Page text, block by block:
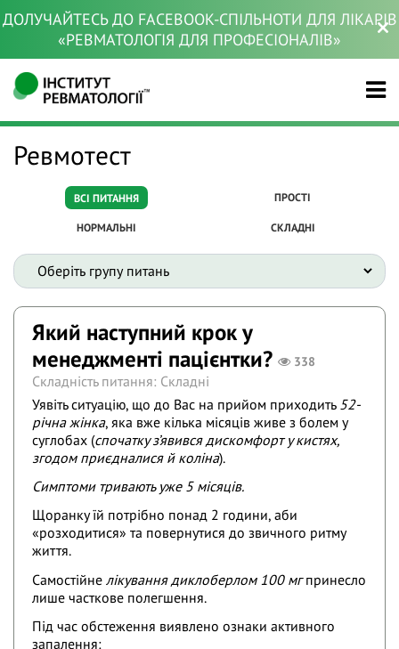
ДОЛУЧАЙТЕСЬ ДО FACEBOOK-СПІЛЬНОТИ ДЛЯ ЛІКАРІВ
«РЕВМАТОЛОГІЯ ДЛЯ ПРОФЕСІОНАЛІВ»
Ревмотест
ВСІ ПИТАННЯ ПРОСТІ
НОРМАЛЬНІ СКЛАДНІ
Який наступний крок у
менеджменті пацієнтки?
338
Складність питання: Складні
Уявіть ситуацію, що до Вас на прийом приходить 52-
річна жінка, яка вже кілька місяців живе з болем у
суглобах (спочатку з’явився дискомфорт у кистях,
згодом приєдналися й коліна).
Симптоми тривають уже 5 місяців.
Щоранку їй потрібно понад 2 години, аби
«розходитися» та повернутися до звичного ритму
життя.
Самостійне лікування диклоберлом 100 мгпринесло
лише часткове полегшення.
Під час обстеження виявлено ознаки активного
запалення: